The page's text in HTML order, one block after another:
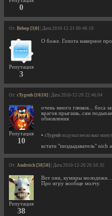
0
От: Bebop [3|0] | Дата 2010-12-21 00:46:10
Репутация
3
О боже. Гопота наверное
От: cTygenb [10|10] | Дата 2010-12-20 22:46:04
Репутация
10
очень много глюков... боса
врагов прыгашь..сам
обновления
• cTygenb подумал несколько
кстати "пиздыдаватель" nich
От: Andreich [38|50] | Дата 2010-12-20 20:50:35
Репутация
38
Вот они, кумиры молодежи...
Про игру вообще молчу.